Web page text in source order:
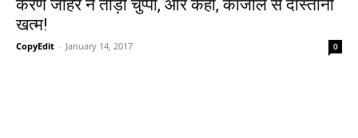
करण जौहर ने तोड़ी चुप्‍पी, और कहा, काजोल से दोस्‍ताना
खत्‍म!
CopyEdit - January 14, 2017 0